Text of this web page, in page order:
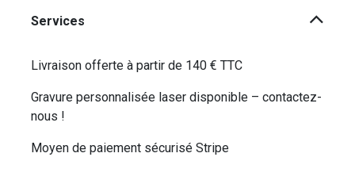
Services
Livraison offerte à partir de 140 € TTC
Gravure personnalisée laser disponible – contactez-
nous !
Moyen de paiement sécurisé Stripe